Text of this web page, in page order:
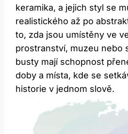
keramika, a jejich styl se
realistického až po
to, zda jsou umístěny ve
prostranství, muzeu nebo
busty mají schopnost
doby a místa, kde se
historie v jednom slově.